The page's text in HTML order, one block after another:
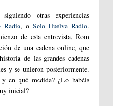
otras experiencias
Radio, o Solo Huelva Radio.
de esta entrevista, Rom
de una cadena online, que
de las grandes cadenas
y se unieron posteriormente.
en qué medida? ¿Lo habéis
inicial?